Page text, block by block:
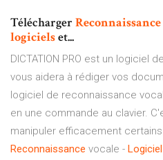
Télécharger Reconnaissance
logicielset...
DICTATION PRO est un logiciel
vous aidera à rédiger vos
logiciel de reconnaissance
en une commande au clavier.
manipuler efficacement
Reconnaissance vocale - Logiciel